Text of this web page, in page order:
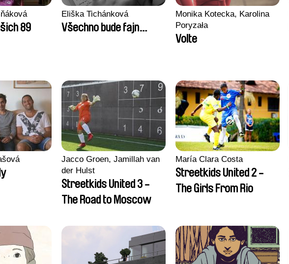
89
Eliška Tichánková
Všechno bude fajn…
Monika Kotecka, Karolina
Poryzała
Volte
Jacco Groen, Jamillah van
der Hulst
Streetkids United 3 -
The Road to Moscow
María Clara Costa
Streetkids United 2 -
The Girls From Rio